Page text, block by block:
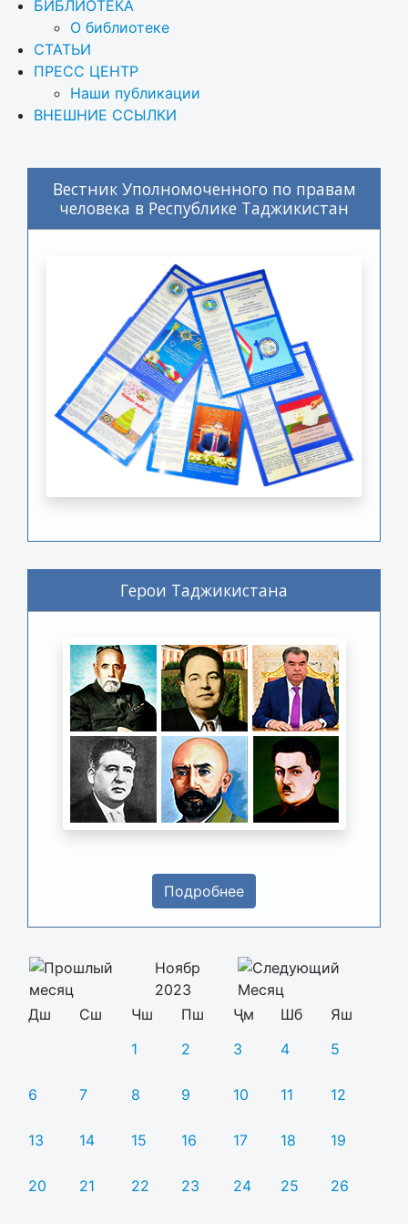
БИБЛИОТЕКА
О библиотеке
СТАТЬИ
ПРЕСС ЦЕНТР
Наши публикации
ВНЕШНИЕ ССЫЛКИ
Вестник Уполномоченного по правам
человека в Республике Таджикистан
Герои Таджикистана
Подробнее
Ноябр
2023
Дш
Сш Чш Пш Ҷм Шб
Яш
1
2 3 4 5
6 7 8 9 10 11 12
13 14 15 16 17 18 19
20 21 22 23 24 25 26